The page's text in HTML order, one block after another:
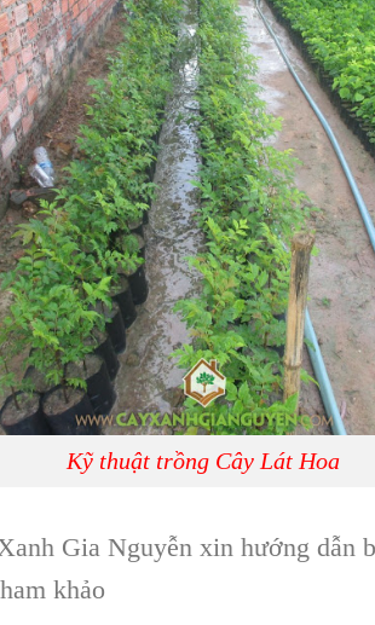
Kỹ thuật trồng Cây Lát Hoa
Gia Nguyễn xin hướng dẫn
khảo